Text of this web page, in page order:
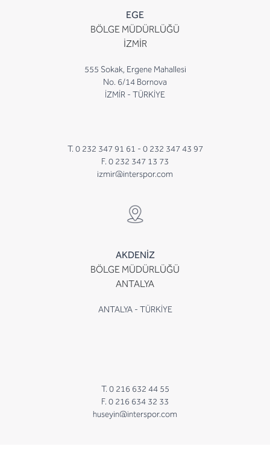
EGE
BÖLGE MÜDÜRLÜĞÜ
İZMİR
555 Sokak, Ergene Mahallesi
No. 6/14 Bornova
İZMİR - TÜRKİYE
T. 0 232 347 91 61 - 0 232 347 43 97
F. 0 232 347 13 73
izmir@interspor.com
AKDENİZ
BÖLGE MÜDÜRLÜĞÜ
ANTALYA
ANTALYA - TÜRKİYE
T. 0 216 632 44 55
F. 0 216 634 32 33
huseyin@interspor.com